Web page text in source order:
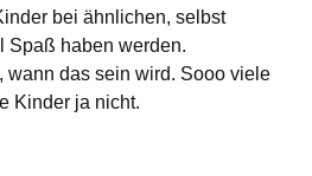
bei ähnlichen, selbst
Spaß haben werden.
wann das sein wird. Sooo viele
Kinder ja nicht.